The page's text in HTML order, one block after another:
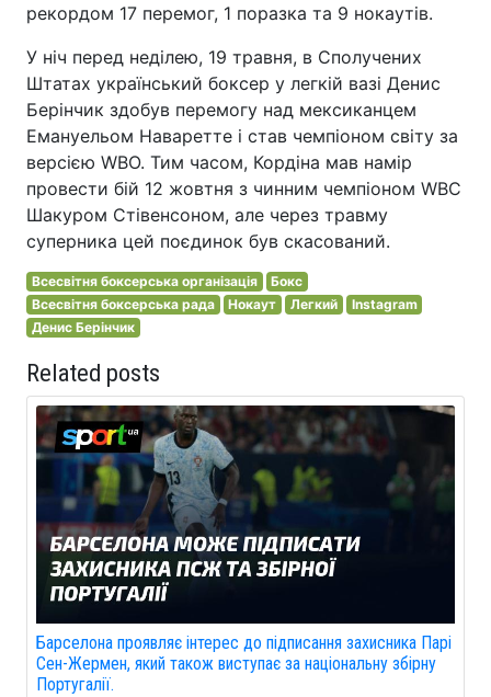
рекордом 17 перемог, 1 поразка та 9 нокаутів.
У ніч перед неділею, 19 травня, в Сполучених
Штатах український боксер у легкій вазі Денис
Берінчик здобув перемогу над мексиканцем
Емануельом Наваретте і став чемпіоном світу за
версією WBO. Тим часом, Кордіна мав намір
провести бій 12 жовтня з чинним чемпіоном WBC
Шакуром Стівенсоном, але через травму
суперника цей поєдинок був скасований.
Всесвітня боксерська організація
Бокс
Всесвітня боксерська рада
Нокаут Легкий
Instagram
Денис Берінчик
Related posts
Барселона проявляє інтерес до підписання захисника Парі
Сен-Жермен, який також виступає за національну збірну
Португалії.